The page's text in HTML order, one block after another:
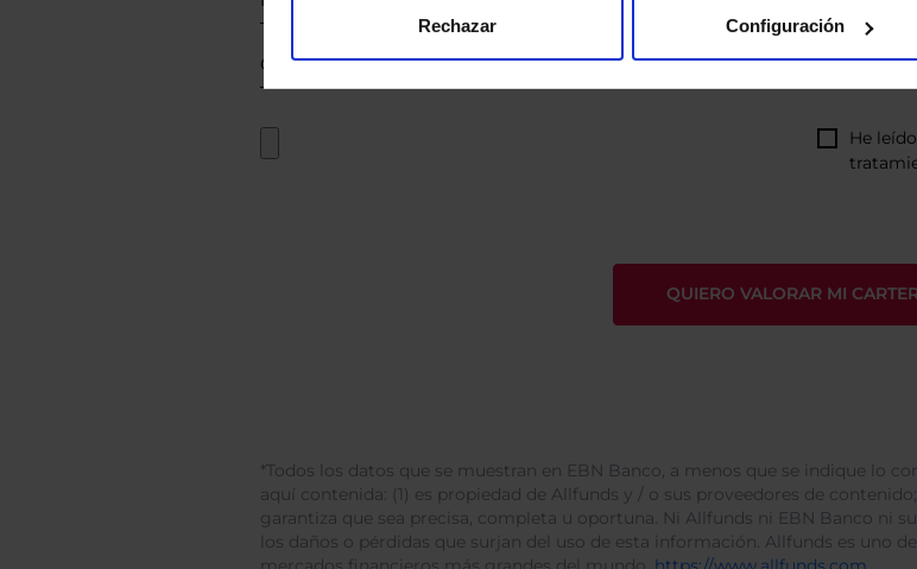
Rechazar Configuración
He leído
*Todos los datos que se muestran en EBN Banco, a menos que se indique lo
aquí contenida: (1) es propiedad de Allfunds y / o sus proveedores de
garantiza que sea precisa, completa u oportuna. Ni Allfunds ni EBN Banco ni
los daños o pérdidas que surjan del uso de esta información. Allfunds es uno